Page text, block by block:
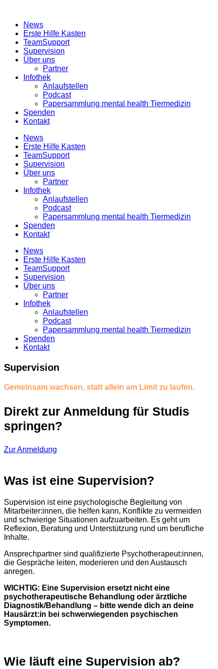
News
Erste Hilfe Kasten
TeamSupport
Supervision
Über uns
Partner
Infothek
Anlaufstellen
Podcast
Papersammlung mental health Tiermedizin
Spenden
Kontakt
News
Erste Hilfe Kasten
TeamSupport
Supervision
Über uns
Partner
Infothek
Anlaufstellen
Podcast
Papersammlung mental health Tiermedizin
Spenden
Kontakt
News
Erste Hilfe Kasten
TeamSupport
Supervision
Über uns
Partner
Infothek
Anlaufstellen
Podcast
Papersammlung mental health Tiermedizin
Spenden
Kontakt
Supervision
Gemeinsam wachsen, statt allein am Limit zu laufen.
Direkt zur Anmeldung für Studis
springen?
Zur Anmeldung
Was ist eine Supervision?
Supervision ist eine psychologische Begleitung von
Mitarbeiter:innen, die helfen kann, Konflikte zu vermeiden
und schwierige Situationen aufzuarbeiten. Es geht um
Reflexion, Beratung und Unterstützung rund um berufliche
Inhalte.
Ansprechpartner sind qualifizierte Psychotherapeut:innen,
die Gespräche leiten, moderieren und den Austausch
anregen.
WICHTIG: Eine Supervision ersetzt nicht eine
psychotherapeutische Behandlung oder ärztliche
Diagnostik/Behandlung – bitte wende dich an deine
Hausärzt:in bei schwerwiegenden psychischen
Symptomen.
Wie läuft eine Supervision ab?